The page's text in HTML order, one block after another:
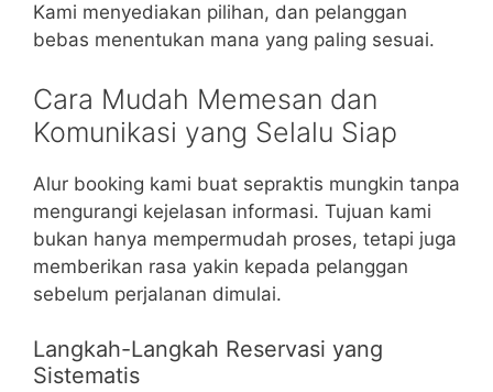
Kami menyediakan pilihan, dan pelanggan
bebas menentukan mana yang paling sesuai.
Cara Mudah Memesan dan
Komunikasi yang Selalu Siap
Alur booking kami buat sepraktis mungkin tanpa
mengurangi kejelasan informasi. Tujuan kami
bukan hanya mempermudah proses, tetapi juga
memberikan rasa yakin kepada pelanggan
sebelum perjalanan dimulai.
Langkah-Langkah Reservasi yang
Sistematis